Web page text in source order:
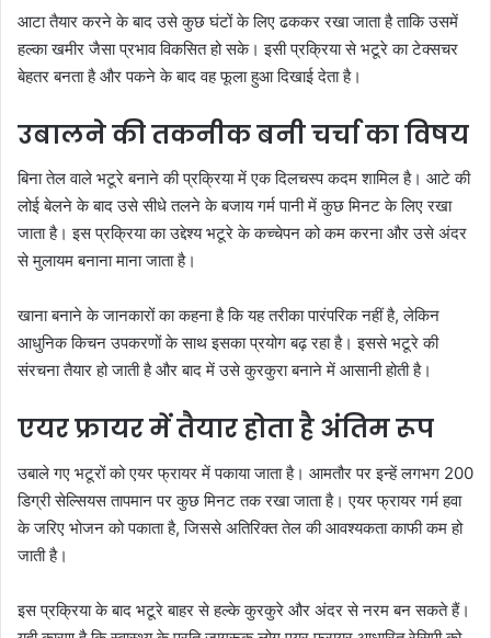
आटा तैयार करने के बाद उसे कुछ घंटों के लिए ढककर रखा जाता है ताकि उसमें
हल्का खमीर जैसा प्रभाव विकसित हो सके। इसी प्रक्रिया से भटूरे का टेक्सचर
बेहतर बनता है और पकने के बाद वह फूला हुआ दिखाई देता है।
उबालने की तकनीक बनी चर्चा का विषय
बिना तेल वाले भटूरे बनाने की प्रक्रिया में एक दिलचस्प कदम शामिल है। आटे की
लोई बेलने के बाद उसे सीधे तलने के बजाय गर्म पानी में कुछ मिनट के लिए रखा
जाता है। इस प्रक्रिया का उद्देश्य भटूरे के कच्चेपन को कम करना और उसे अंदर
से मुलायम बनाना माना जाता है।
खाना बनाने के जानकारों का कहना है कि यह तरीका पारंपरिक नहीं है, लेकिन
आधुनिक किचन उपकरणों के साथ इसका प्रयोग बढ़ रहा है। इससे भटूरे की
संरचना तैयार हो जाती है और बाद में उसे कुरकुरा बनाने में आसानी होती है।
एयर फ्रायर में तैयार होता है अंतिम रूप
उबाले गए भटूरों को एयर फ्रायर में पकाया जाता है। आमतौर पर इन्हें लगभग 200
डिग्री सेल्सियस तापमान पर कुछ मिनट तक रखा जाता है। एयर फ्रायर गर्म हवा
के जरिए भोजन को पकाता है, जिससे अतिरिक्त तेल की आवश्यकता काफी कम हो
जाती है।
इस प्रक्रिया के बाद भटूरे बाहर से हल्के कुरकुरे और अंदर से नरम बन सकते हैं।